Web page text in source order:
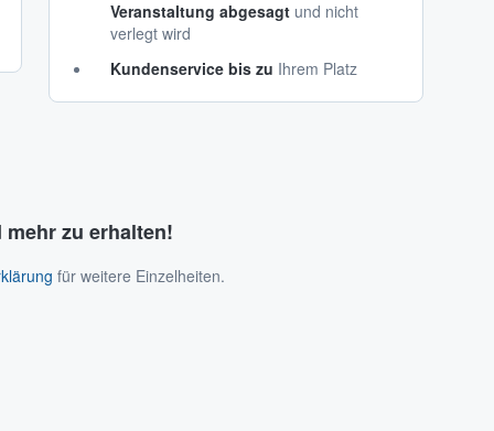
Veranstaltung abgesagt und nicht
verlegt wird
Kundenservice bis zu Ihrem Platz
zu erhalten!
für weitere Einzelheiten.